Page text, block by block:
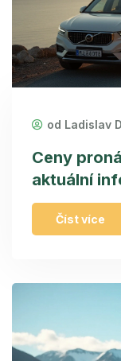
od Ladislav
Ceny
aktuální
2024
Číst více